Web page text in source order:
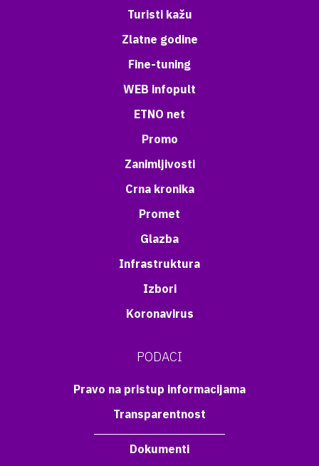
Turisti kažu
Zlatne godine
Fine-tuning
WEB infopult
ETNO net
Promo
Zanimljivosti
Crna kronika
Promet
Glazba
Infrastruktura
Izbori
Koronavirus
PODACI
Pravo na pristup informacijama
Transparentnost
Dokumenti